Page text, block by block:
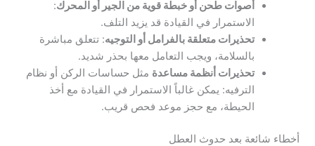
أصوات طحن أو خبطة قوية من الجير أو المحرك:
الاستمرار في القيادة قد يزيد التلف.
تحذيرات متعلقة بالفرامل أو التوجيه: تتعلق مباشرة
بالسلامة، ويجب التعامل معها بحذر شديد.
تحذيرات أنظمة مساعدة مثل حساسات الركن أو نظام
الترفيه: يمكن غالباً الاستمرار في القيادة مع أخذ
الحيطة، مع حجز موعد فحص قريب.
أخطاء شائعة بعد حدوث العطل